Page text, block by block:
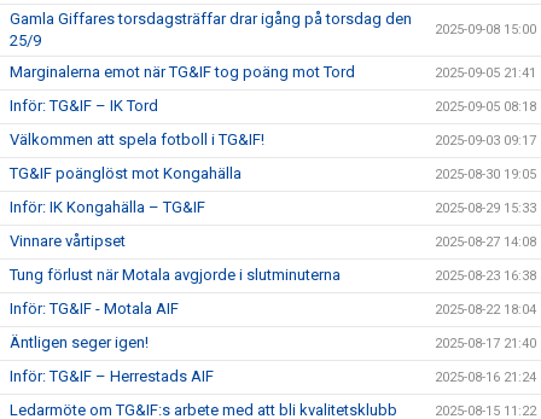
Gamla Giffares torsdagsträffar drar igång på torsdag den
25/9
2025-09-08 15:00
Marginalerna emot när TG&IF tog poäng mot Tord 2025-09-05 21:41
Inför: TG&IF – IK Tord 2025-09-05 08:18
Välkommen att spela fotboll i TG&IF! 2025-09-03 09:17
TG&IF poänglöst mot Kongahälla 2025-08-30 19:05
Inför: IK Kongahälla – TG&IF 2025-08-29 15:33
Vinnare vårtipset 2025-08-27 14:08
Tung förlust när Motala avgjorde i slutminuterna 2025-08-23 16:38
Inför: TG&IF - Motala AIF 2025-08-22 18:04
Äntligen seger igen! 2025-08-17 21:40
Inför: TG&IF – Herrestads AIF 2025-08-16 21:24
Ledarmöte om TG&IF:s arbete med att bli kvalitetsklubb 2025-08-15 11:22